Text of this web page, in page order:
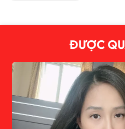
ĐƯỢC